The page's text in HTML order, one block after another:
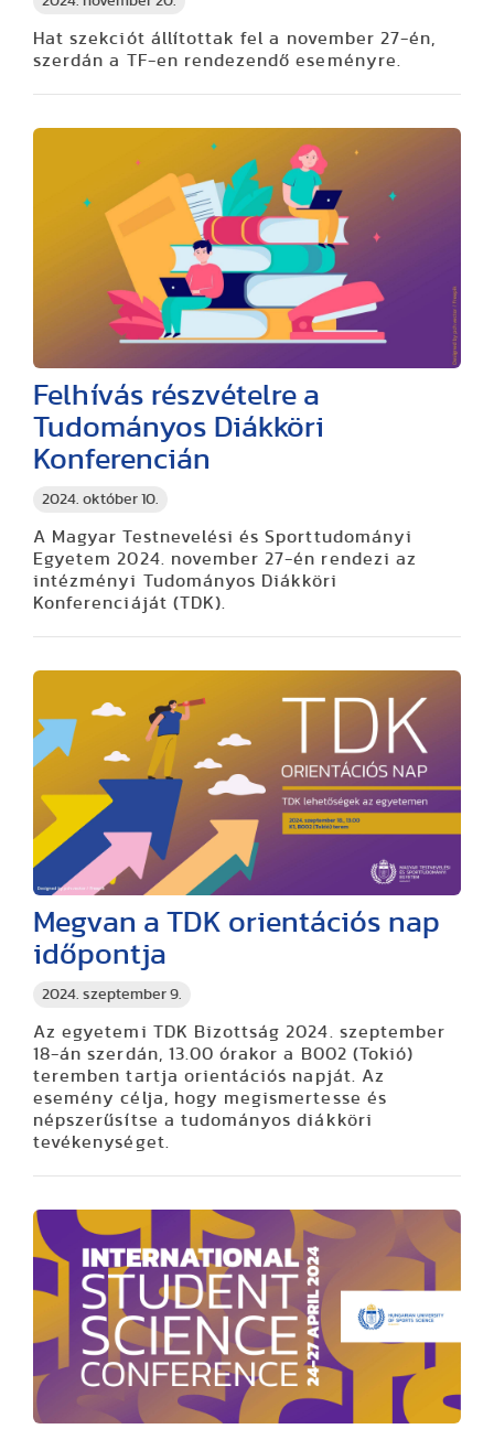
Hat szekciót állítottak fel a november 27-én,
szerdán a TF-en rendezendő eseményre.
2024. október 10.
Felhívás részvételre a
Tudományos Diákköri
Konferencián
A Magyar Testnevelési és Sporttudományi
Egyetem 2024. november 27-én rendezi az
intézményi Tudományos Diákköri
Konferenciáját (TDK).
2024. szeptember 9.
Megvan a TDK orientációs nap
időpontja
Az egyetemi TDK Bizottság 2024. szeptember
18-án szerdán, 13.00 órakor a B002 (Tokió)
teremben tartja orientációs napját. Az
esemény célja, hogy megismertesse és
népszerűsítse a tudományos diákköri
tevékenységet.